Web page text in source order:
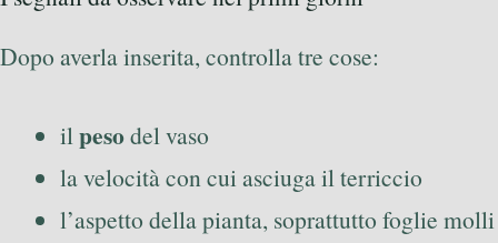
Dopo averla inserita, controlla tre cose:
ilpesodel vaso
la velocità con cui asciuga il terriccio
l’aspetto della pianta, soprattutto foglie molli